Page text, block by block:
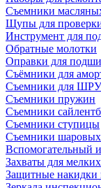
Съемники
Щупы для
Инструмент для
Обратные молотки
Оправки для
Съёмники для
Съемники для
Съемники пружин
Съемники
Съемники ступицы
Съемники шаровых
Вспомогательный
Захваты для
Защитные накидки